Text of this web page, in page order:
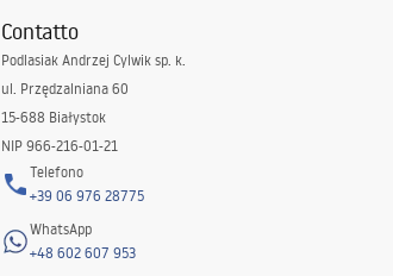
Contatto
Podlasiak Andrzej Cylwik sp. k.
ul. Przędzalniana 60
15-688 Białystok
NIP 966-216-01-21
Telefono
+39 06 976 28775
WhatsApp
+48 602 607 953